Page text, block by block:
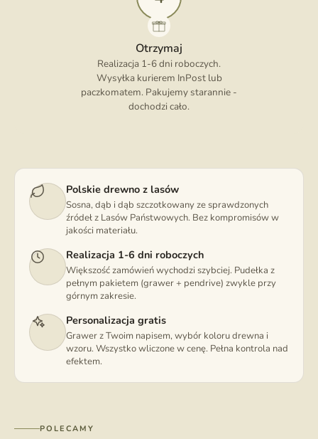
Otrzymaj
Realizacja 1-6 dni roboczych.
Wysyłka kurierem InPost lub
paczkomatem. Pakujemy starannie -
dochodzi cało.
Polskie drewno z lasów
Sosna, dąb i dąb szczotkowany ze sprawdzonych
źródeł z Lasów Państwowych. Bez kompromisów w
jakości materiału.
Realizacja 1-6 dni roboczych
Większość zamówień wychodzi szybciej. Pudełka z
pełnym pakietem (grawer + pendrive) zwykle przy
górnym zakresie.
Personalizacja gratis
Grawer z Twoim napisem, wybór koloru drewna i
wzoru. Wszystko wliczone w cenę. Pełna kontrola nad
efektem.
POLECAMY